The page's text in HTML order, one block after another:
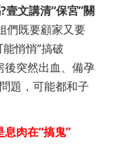
壹文講清“保宮”關
們既要顧家又要
悄悄“搞破
突然出血、備孕
題，可能都和子
肉在“搞鬼”